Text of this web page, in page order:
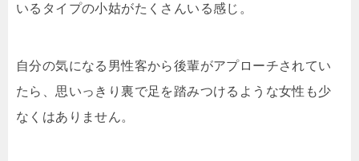
いるタイプの小姑がたくさんいる感じ。
自分の気になる男性客から後輩がアプローチされてい
たら、思いっきり裏で足を踏みつけるような女性も少
なくはありません。